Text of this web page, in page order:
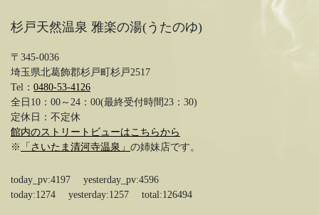
杉戸天然温泉 雅楽の湯(うたのゆ)
〒345-0036
埼玉県北葛飾郡杉戸町杉戸2517
Tel： 0480-53-4126
全日10：00～24：00(最終受付時間23：30)
定休日：不定休
館内のストリートビューはこちらから
※
「さいたま清河寺温泉」 の姉妹店です。
today_pv:4197 yesterday_pv:4596
today:1274 yesterday:1257 total:126494